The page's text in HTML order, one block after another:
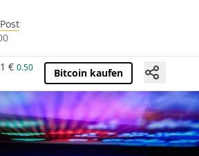
€ 0.50
Bitcoin kaufen